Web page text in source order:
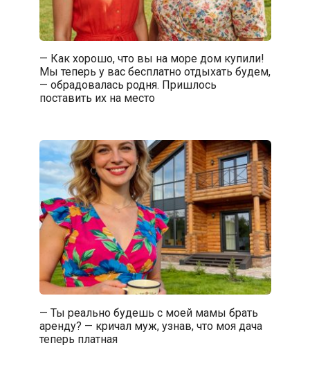
— Как хорошо, что вы на море дом купили!
Мы теперь у вас бесплатно отдыхать будем,
— обрадовалась родня. Пришлось
поставить их на место
— Ты реально будешь с моей мамы брать
аренду? — кричал муж, узнав, что моя дача
теперь платная